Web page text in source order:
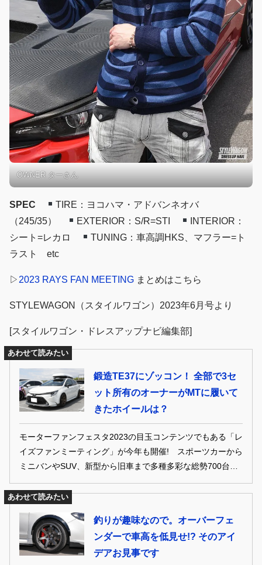
OWNER ターさん
SPEC
TIRE：ヨコハマ・アドバンネオバ
（245/35）
EXTERIOR：S/R=STI
INTERIOR：
シート=レカロ
TUNING：車高調HKS、マフラー=ト
ラスト etc
▷ 2023 RAYS FAN MEETING まとめはこちら
STYLEWAGON（スタイルワゴン）2023年6月号より
[スタイルワゴン・ドレスアップナビ編集部]
あわせて読みたい
鍛造TE37にゾッコン！ 全部で3セ
ット所有のオーナーがMTに履いて
きたホイールは？
モーターファンフェスタ2023の目玉コンテンツでもある「レ
イズファンミーティング」が今年も開催! スポーツカーから
ミニバンやSUV、新型から旧車まで多種多彩な総勢700台を
イールを存分に見て楽しめるイベントとなった! ここでは、
ールを履いているのかチェックしてみました!
あわせて読みたい
釣りが趣味なので。オーバーフェ
ンダーで車高を低見せ!? そのアイ
デアお見事です